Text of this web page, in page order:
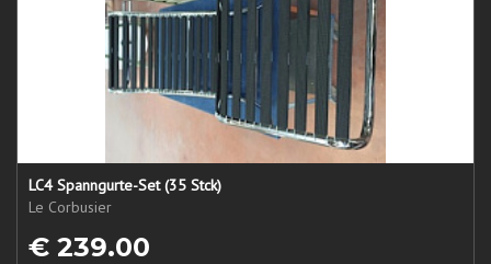
LC4 Spanngurte-Set (35 Stck)
Le Corbusier
€ 239.00